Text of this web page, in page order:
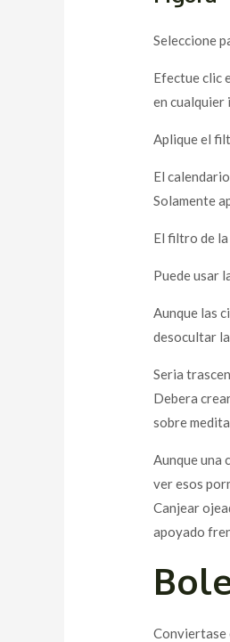
Seleccione
Efectue clic
en cualquier
Aplique el
El
Solamente
El filtro de
Puede usar
Aunque las
desocultar
Seri­a
Debera
sobre
Aunque una
ver esos
Canjear
apoyado
Conviertase